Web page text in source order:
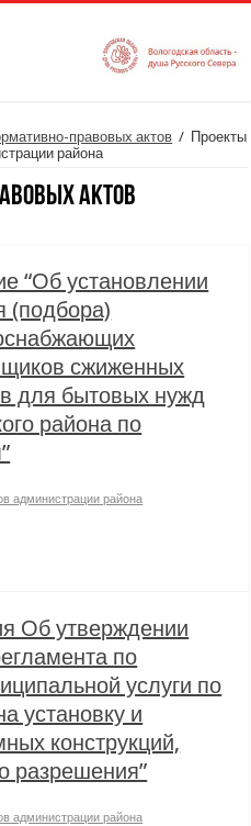
правовых актов / Проекты
района
актов
“Об установлении
(подбора)
сжиженных
для бытовых нужд
района по
администрации района
Об утверждении
по
услуги по
установку и
конструкций,
разрешения”
администрации района